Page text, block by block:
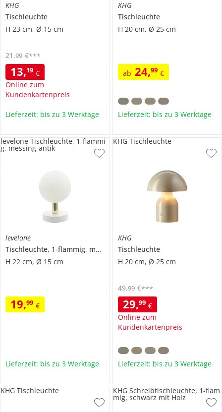
KHG
Tischleuchte
H 23 cm, Ø 15 cm
13,19 €
Online zum
Kundenkartenpreis
21 ,99 €***
Lieferzeit: bis zu 3 Werktage
KHG
Tischleuchte
H 20 cm, Ø 25 cm
ab 24,99 €
Lieferzeit: bis zu 3 Werktage
levelone
Tischleuchte, 1-flammig, messing-antik
H 22 cm, Ø 15 cm
19,99 €
levelone Tischleuchte, 1-flammi
g, messing-antik
Lieferzeit: bis zu 3 Werktage
KHG
Tischleuchte
H 20 cm, Ø 25 cm
29,99 €
Online zum
Kundenkartenpreis
49,99 €***
KHG Tischleuchte
Lieferzeit: bis zu 3 Werktage
KHG Tischleuchte KHG Schreibtischleuchte, 1-flam
mig, schwarz mit Holz